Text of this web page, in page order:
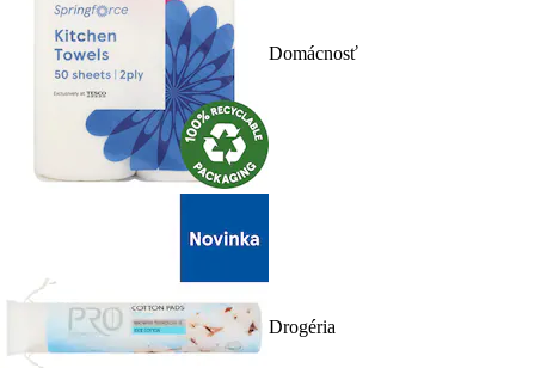
Domácnosť
Drogéria